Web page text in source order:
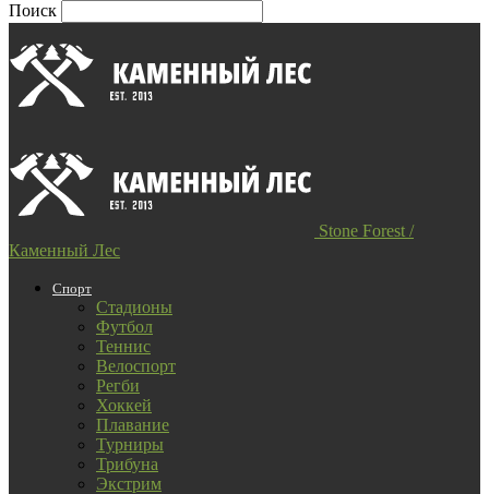
Поиск
Stone Forest /
Каменный Лес
Спорт
Стадионы
Футбол
Теннис
Велоспорт
Регби
Хоккей
Плавание
Турниры
Трибуна
Экстрим